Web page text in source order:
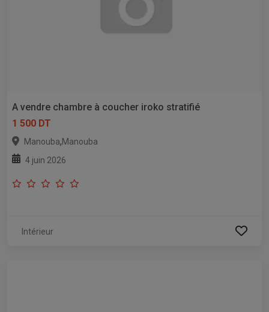
A vendre chambre à coucher iroko stratifié
1 500 DT
Manouba,Manouba
4 juin 2026
Intérieur